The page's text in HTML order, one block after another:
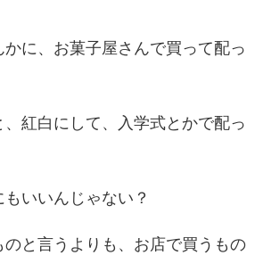
に、お菓子屋さんで買って配っ
紅白にして、入学式とかで配っ
いいんじゃない？
と言うよりも、お店で買うもの